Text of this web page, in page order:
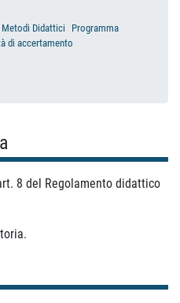
Metodi Didattici
Programma
di accertamento
8 del Regolamento didattico